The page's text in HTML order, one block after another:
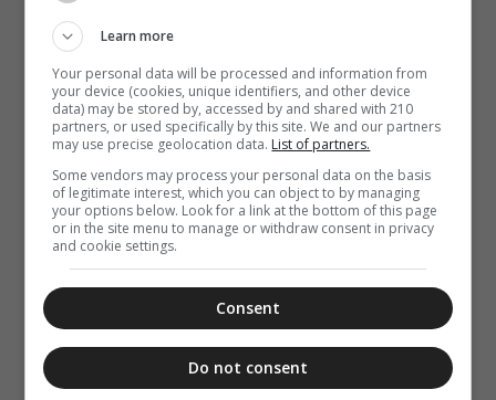
Learn more
Your personal data will be processed and information from
your device (cookies, unique identifiers, and other device
data) may be stored by, accessed by and shared with 210
partners, or used specifically by this site. We and our partners
may use precise geolocation data. List of partners.
Some vendors may process your personal data on the basis
of legitimate interest, which you can object to by managing
your options below. Look for a link at the bottom of this page
or in the site menu to manage or withdraw consent in privacy
and cookie settings.
Consent
Do not consent